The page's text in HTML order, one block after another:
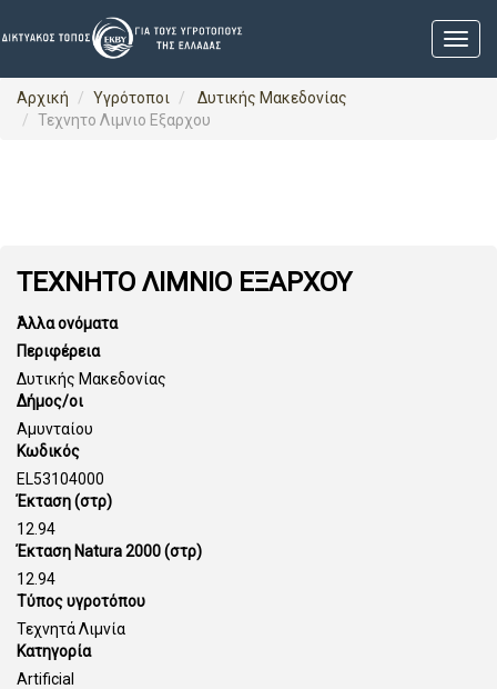
Αρχική Υγρότοποι
Δυτικής Μακεδονίας
Τεχνητο Λιμνιο Εξαρχου
ΤΕΧΝΗΤΟ ΛΙΜΝΙΟ ΕΞΑΡΧΟΥ
Άλλα ονόματα
Περιφέρεια
Δυτικής Μακεδονίας
Δήμος/οι
Αμυνταίου
Κωδικός
EL53104000
Έκταση (στρ)
12.94
Έκταση Natura 2000 (στρ)
12.94
Τύπος υγροτόπου
Τεχνητά Λιμνία
Κατηγορία
Artificial